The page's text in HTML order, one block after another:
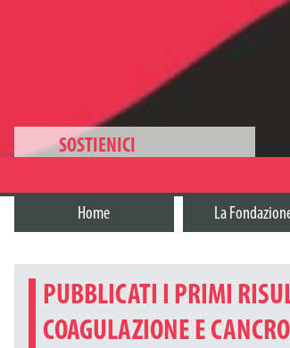
SOSTIENICI
Intestato a “Fondazione ARTET”
IBAN: IT36N0538711116000042428683
Home La
PUBBLICATI I PRIMI
COAGULAZIONE E CANCRO